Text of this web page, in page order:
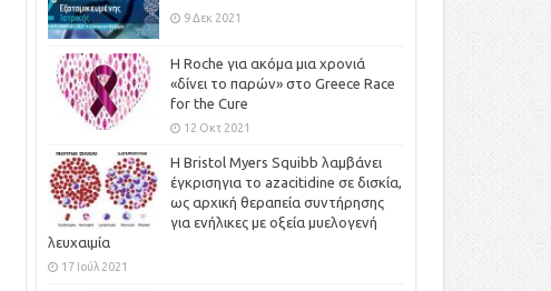
9 Δεκ 2021
H Roche για ακόμα μια χρονιά
«δίνει το παρών» στο Greece Race
for the Cure
12 Οκτ 2021
Η Bristol Myers Squibb λαμβάνει
έγκρισηγια το azacitidine σε δισκία,
ως αρχική θεραπεία συντήρησης
για ενήλικες με οξεία μυελογενή
λευχαιμία
17 Ιούλ 2021